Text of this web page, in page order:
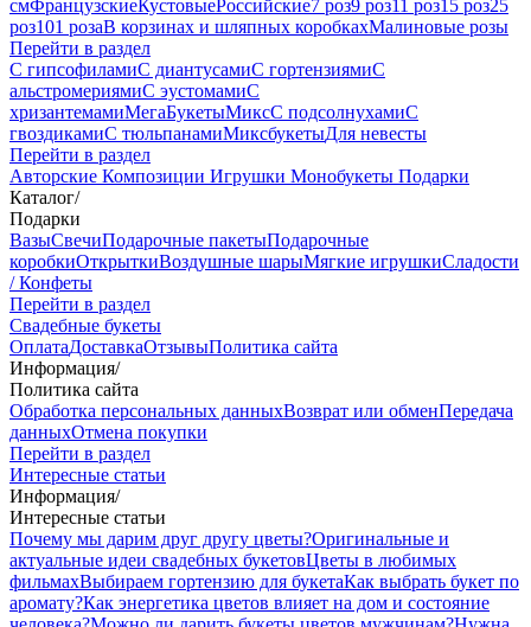
смФранцузскиеКустовыеРоссийские7 роз9 роз11 роз15 роз25
роз101 розаВ корзинах и шляпных коробкахМалиновые розы
Перейти в раздел
С гипсофиламиС диантусамиС гортензиямиС
альстромериямиС эустомамиС
хризантемамиМегаБукетыМиксС подсолнухамиС
гвоздикамиС тюльпанамиМиксбукетыДля невесты
Перейти в раздел
Авторские Композиции Игрушки Монобукеты Подарки
Каталог/
Подарки
ВазыСвечиПодарочные пакетыПодарочные
коробкиОткрыткиВоздушные шарыМягкие игрушкиСладости
/ Конфеты
Перейти в раздел
Свадебные букеты
ОплатаДоставкаОтзывыПолитика сайта
Информация/
Политика сайта
Обработка персональных данныхВозврат или обменПередача
данныхОтмена покупки
Перейти в раздел
Интересные статьи
Информация/
Интересные статьи
Почему мы дарим друг другу цветы?Оригинальные и
актуальные идеи свадебных букетовЦветы в любимых
фильмахВыбираем гортензию для букетаКак выбрать букет по
аромату?Как энергетика цветов влияет на дом и состояние